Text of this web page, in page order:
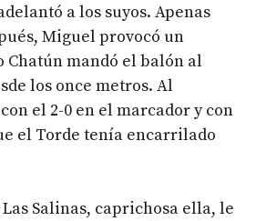
a los suyos. Apenas
Miguel provocó un
Chatún mandó el balón al
los once metros. Al
el 2-0 en el marcador y con
el Torde tenía encarrilado
Salinas, caprichosa ella, le